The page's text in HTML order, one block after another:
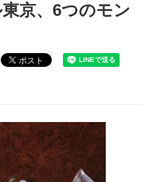
京、6つのモン
ポスト